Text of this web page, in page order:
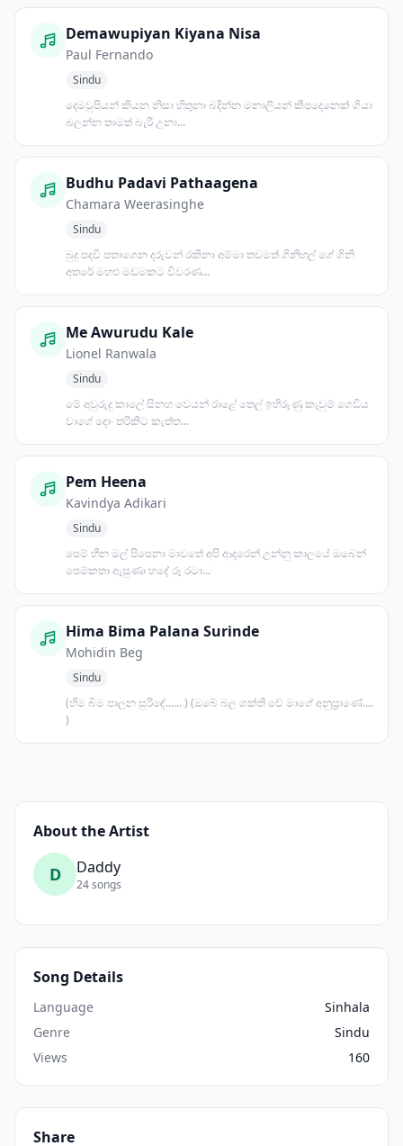
Demawupiyan Kiyana Nisa
Paul Fernando
Sindu
දෙමවුපියන් කියන නිසා හිතුනා බදින්න මනාලියන් කීපදෙනෙක් ගියා
බලන්න තාමත් බැරි උනා...
Budhu Padavi Pathaagena
Chamara Weerasinghe
Sindu
බුදු පදවි පතාගෙන දරුවන් රකිනා අම්මා තවමත් ගිනිහල් ගේ ගිනි
අතරේ මහළු මඩමකට විවරණ...
Me Awurudu Kale
Lionel Ranwala
Sindu
මේ අවුරුදු කාලේ සිනහ වෙයන් රාළේ තෙල් ඉහිරුණු කැවුම් ගෙඩිය
වාගේ දොං තරිකිට කැත්ත...
Pem Heena
Kavindya Adikari
Sindu
පෙම් හීන මල් පිපෙනා මාවතේ අපි ආදරෙන් උන්නු කාලයේ ඔබෙන්
පෙම්කතා ඇසුණා හදේ රූ රටා...
Hima Bima Palana Surinde
Mohidin Beg
Sindu
(හිම බිම පාලන සුරිඳේ...... ) (ඔබේ බල ශක්ති වේ මාගේ අනුප්‍රාණේ....
)
About the Artist
D Daddy
24 songs
Song Details
Language
Sinhala
Genre
Sindu
Views
160
Share